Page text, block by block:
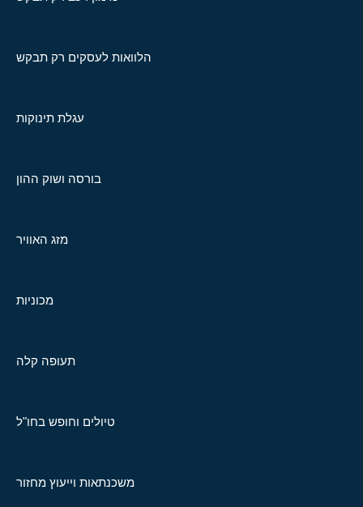
הלוואות לעסקים רק תבקש
עגלת תינוקות
בורסה ושוק ההון
מזג האוויר
מכוניות
תעופה קלה
טיולים וחופש בחו"ל
משכנתאות וייעוץ מחזור